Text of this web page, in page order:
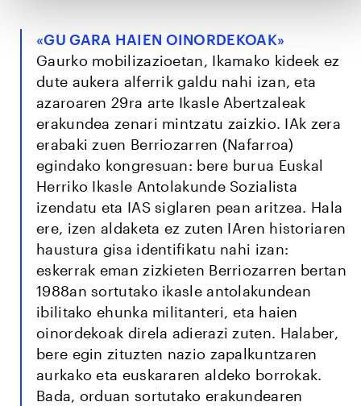
«GU GARA HAIEN OINORDEKOAK»
Gaurko mobilizazioetan, Ikamako kideek ez
dute aukera alferrik galdu nahi izan, eta
azaroaren 29ra arte Ikasle Abertzaleak
erakundea zenari mintzatu zaizkio. IAk zera
erabaki zuen Berriozarren (Nafarroa)
egindako kongresuan: bere burua Euskal
Herriko Ikasle Antolakunde Sozialista
izendatu eta IAS siglaren pean aritzea. Hala
ere, izen aldaketa ez zuten IAren historiaren
haustura gisa identifikatu nahi izan:
eskerrak eman zizkieten Berriozarren bertan
1988an sortutako ikasle antolakundean
ibilitako ehunka militanteri, eta haien
oinordekoak direla adierazi zuten. Halaber,
bere egin zituzten nazio zapalkuntzaren
aurkako eta euskararen aldeko borrokak.
Bada, orduan sortutako erakundearen